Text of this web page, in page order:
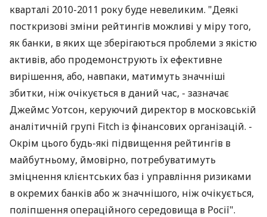
кварталі 2010-2011 року буде невеликим. "Деякі
посткризові зміни рейтингів можливі у міру того,
як банки, в яких ще зберігаються проблеми з якістю
активів, або продемонструють їх ефективне
вирішення, або, навпаки, матимуть значніші
збитки, ніж очікується в даний час, - зазначає
Джеймс Уотсон, керуючий директор в московській
аналітичній групі Fitch із фінансових організацій. -
Окрім цього будь-які підвищення рейтингів в
майбутньому, ймовірно, потребуватимуть
зміцнення клієнтських баз і управління ризиками
в окремих банків або ж значнішого, ніж очікується,
поліпшення операційного середовища в Росії".